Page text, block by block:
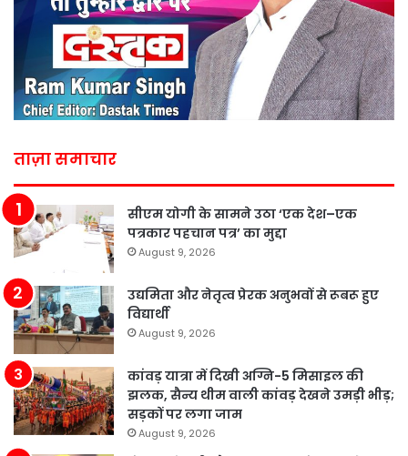
ताज़ा समाचार
सीएम योगी के सामने उठा ‘एक देश–एक
पत्रकार पहचान पत्र’ का मुद्दा
August 9, 2026
उद्यमिता और नेतृत्व प्रेरक अनुभवों से रूबरू हुए
विद्यार्थी
August 9, 2026
कांवड़ यात्रा में दिखी अग्नि-5 मिसाइल की
झलक, सैन्य थीम वाली कांवड़ देखने उमड़ी भीड़;
सड़कों पर लगा जाम
August 9, 2026